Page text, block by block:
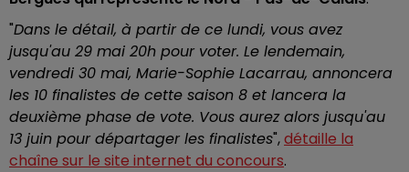
"Dans le détail, à partir de ce lundi, vous avez
jusqu'au 29 mai 20h pour voter. Le lendemain,
vendredi 30 mai, Marie-Sophie Lacarrau, annoncera
les 10 finalistes de cette saison 8 et lancera la
deuxième phase de vote. Vous aurez alors jusqu'au
13 juin pour départager les finalistes",détaille la
chaîne sur le site internet du concours.